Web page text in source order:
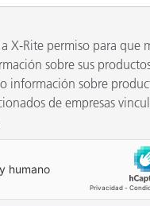
X-Rite permiso para que
sobre sus
información sobre
de empresas